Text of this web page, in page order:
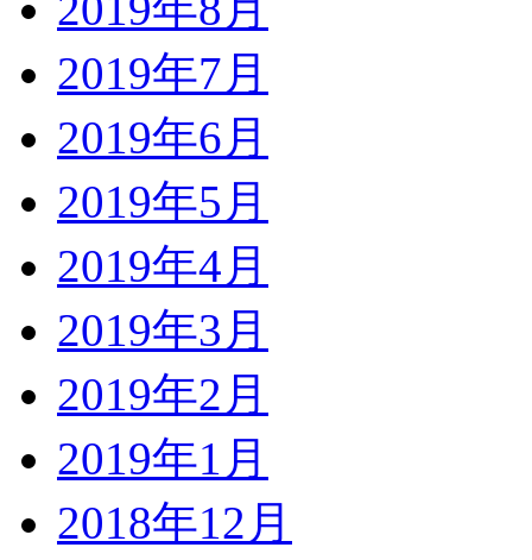
2019年7月
2019年6月
2019年5月
2019年4月
2019年3月
2019年2月
2019年1月
2018年12月